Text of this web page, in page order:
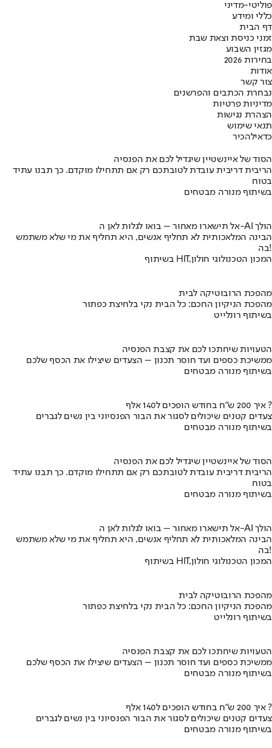
פוליטי-מדיני
כללי ומידע
דף הבית
זמני כניסת וצאת שבת
מגזין השבוע
בחירות 2026
אודות
צור קשר
נבחרת הכתבים והפרשנים
מדיניות פרטיות
הצהרת נגישות
תנאי שימוש
כדאילהכיר
הסוד של איינשטיין שיגדיל לכם את הפנסיה
הריבית דריבית עובדת לטובתכם רק אם תתחילו מוקדם. כך תבנו עתיד
בטוח
בשיתוף מנורה מבטחים
אל תישארו מאחור – בואו לגלות לאן ה-AI הולך
הבינה המלאכותית לא תחליף אנשים, היא תחליף את מי שלא משתמש
בה!
בשיתוף HIT,המכון הטכנולוגי חולון
מהפכת הרובוטיקה לבית
מהפכת הניקיון החכם: כל הבית נקי בלחיצת כפתור
בשיתוף רונלייט
הטעויות שיחתכו לכם את קצבת הפנסיה
ממשיכת כספים ועד חוסר תכנון – הצעדים שיצילו את הכסף שלכם
בשיתוף מנורה מבטחים
איך 200 ש"ח בחודש הופכים ל140 אלף ?
צעדים קטנים שיכולים לסגור את הבור הפנסיוני בין נשים לגברים
בשיתוף מנורה מבטחים
הסוד של איינשטיין שיגדיל לכם את הפנסיה
הריבית דריבית עובדת לטובתכם רק אם תתחילו מוקדם. כך תבנו עתיד
בטוח
בשיתוף מנורה מבטחים
אל תישארו מאחור – בואו לגלות לאן ה-AI הולך
הבינה המלאכותית לא תחליף אנשים, היא תחליף את מי שלא משתמש
בה!
בשיתוף HIT,המכון הטכנולוגי חולון
מהפכת הרובוטיקה לבית
מהפכת הניקיון החכם: כל הבית נקי בלחיצת כפתור
בשיתוף רונלייט
הטעויות שיחתכו לכם את קצבת הפנסיה
ממשיכת כספים ועד חוסר תכנון – הצעדים שיצילו את הכסף שלכם
בשיתוף מנורה מבטחים
איך 200 ש"ח בחודש הופכים ל140 אלף ?
צעדים קטנים שיכולים לסגור את הבור הפנסיוני בין נשים לגברים
בשיתוף מנורה מבטחים